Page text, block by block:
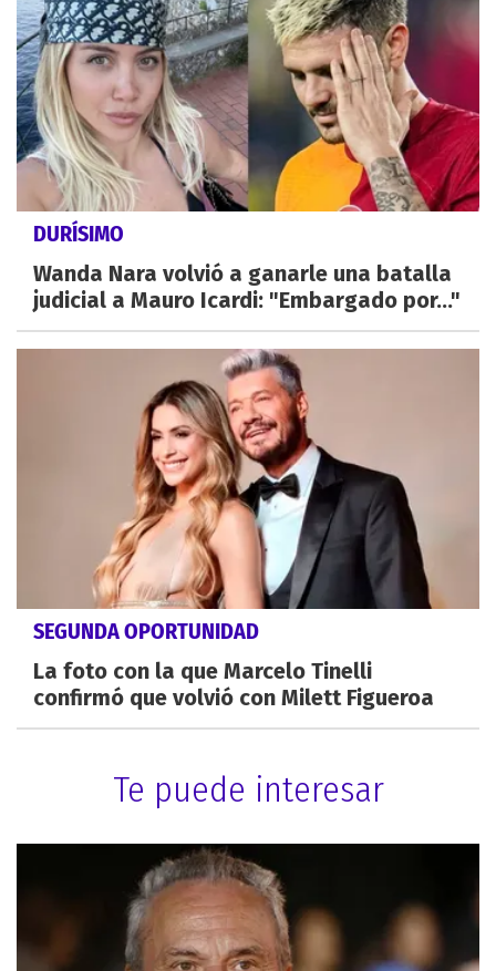
DURÍSIMO
Wanda Nara volvió a ganarle una batalla
judicial a Mauro Icardi: "Embargado por..."
SEGUNDA OPORTUNIDAD
La foto con la que Marcelo Tinelli
confirmó que volvió con Milett Figueroa
Te puede interesar